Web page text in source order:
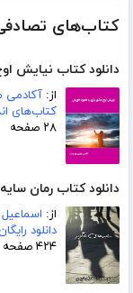
کتاب‌های
دانلود کتاب نیایش
از: آکادمی
کتاب‌های
۲۸ صفحه
دانلود کتاب رمان
از:
دانلود
۴۲۴ صفحه